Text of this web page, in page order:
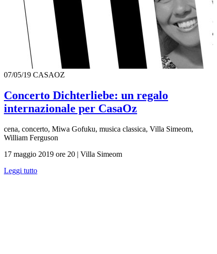
07/05/19 CASAOZ
Concerto Dichterliebe: un regalo
internazionale per CasaOz
cena, concerto, Miwa Gofuku, musica classica, Villa Simeom,
William Ferguson
17 maggio 2019 ore 20 | Villa Simeom
Leggi tutto